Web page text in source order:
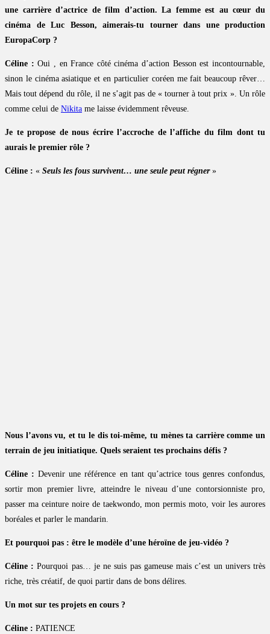
une carrière d’actrice de film d’action. La femme est au cœur du
cinéma de Luc Besson, aimerais-tu tourner dans une production
EuropaCorp ?
Céline : Oui , en France côté cinéma d’action Besson est incontournable,
sinon le cinéma asiatique et en particulier coréen me fait beaucoup rêver…
Mais tout dépend du rôle, il ne s’agit pas de « tourner à tout prix ». Un rôle
comme celui de Nikita me laisse évidemment rêveuse.
Je te propose de nous écrire l’accroche de l’affiche du film dont tu
aurais le premier rôle ?
Céline : « Seuls les fous survivent… une seule peut régner»
Nous l’avons vu, et tu le dis toi-même, tu mènes ta carrière comme un
terrain de jeu initiatique. Quels seraient tes prochains défis ?
Céline : Devenir une référence en tant qu’actrice tous genres confondus,
sortir mon premier livre, atteindre le niveau d’une contorsionniste pro,
passer ma ceinture noire de taekwondo, mon permis moto, voir les aurores
boréales et parler le mandarin.
Et pourquoi pas : être le modèle d’une héroïne de jeu-vidéo ?
Céline : Pourquoi pas… je ne suis pas gameuse mais c’est un univers très
riche, très créatif, de quoi partir dans de bons délires.
Un mot sur tes projets en cours ?
Céline : PATIENCE